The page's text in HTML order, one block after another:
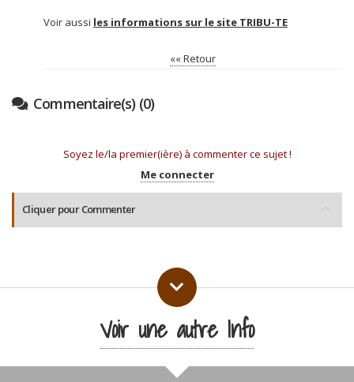
Voir aussi les informations sur le site TRIBU-TE
«« Retour
Commentaire(s) (0)
Soyez le/la premier(ière) à commenter ce sujet !
Me connecter
Cliquer pour Commenter
Voir une autre Info